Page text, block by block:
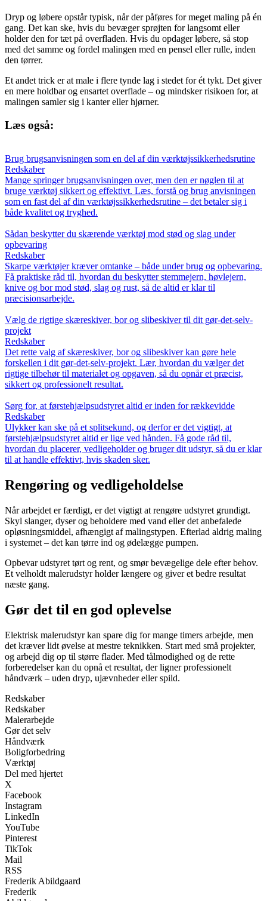
Dryp og løbere opstår typisk, når der påføres for meget maling på én
gang. Det kan ske, hvis du bevæger sprøjten for langsomt eller
holder den for tæt på overfladen. Hvis du opdager løbere, så stop
med det samme og fordel malingen med en pensel eller rulle, inden
den tørrer.
Et andet trick er at male i flere tynde lag i stedet for ét tykt. Det giver
en mere holdbar og ensartet overflade – og mindsker risikoen for, at
malingen samler sig i kanter eller hjørner.
Læs også:
Brug brugsanvisningen som en del af din værktøjssikkerhedsrutine
Redskaber
Mange springer brugsanvisningen over, men den er nøglen til at
bruge værktøj sikkert og effektivt. Læs, forstå og brug anvisningen
som en fast del af din værktøjssikkerhedsrutine – det betaler sig i
både kvalitet og tryghed.
Sådan beskytter du skærende værktøj mod stød og slag under
opbevaring
Redskaber
Skarpe værktøjer kræver omtanke – både under brug og opbevaring.
Få praktiske råd til, hvordan du beskytter stemmejern, høvlejern,
knive og bor mod stød, slag og rust, så de altid er klar til
præcisionsarbejde.
Vælg de rigtige skæreskiver, bor og slibeskiver til dit gør-det-selv-
projekt
Redskaber
Det rette valg af skæreskiver, bor og slibeskiver kan gøre hele
forskellen i dit gør-det-selv-projekt. Lær, hvordan du vælger det
rigtige tilbehør til materialet og opgaven, så du opnår et præcist,
sikkert og professionelt resultat.
Sørg for, at førstehjælpsudstyret altid er inden for rækkevidde
Redskaber
Ulykker kan ske på et splitsekund, og derfor er det vigtigt, at
førstehjælpsudstyret altid er lige ved hånden. Få gode råd til,
hvordan du placerer, vedligeholder og bruger dit udstyr, så du er klar
til at handle effektivt, hvis skaden sker.
Rengøring og vedligeholdelse
Når arbejdet er færdigt, er det vigtigt at rengøre udstyret grundigt.
Skyl slanger, dyser og beholdere med vand eller det anbefalede
opløsningsmiddel, afhængigt af malingstypen. Efterlad aldrig maling
i systemet – det kan tørre ind og ødelægge pumpen.
Opbevar udstyret tørt og rent, og smør bevægelige dele efter behov.
Et velholdt malerudstyr holder længere og giver et bedre resultat
næste gang.
Gør det til en god oplevelse
Elektrisk malerudstyr kan spare dig for mange timers arbejde, men
det kræver lidt øvelse at mestre teknikken. Start med små projekter,
og arbejd dig op til større flader. Med tålmodighed og de rette
forberedelser kan du opnå et resultat, der ligner professionelt
håndværk – uden dryp, ujævnheder eller spild.
Redskaber
Redskaber
Malerarbejde
Gør det selv
Håndværk
Boligforbedring
Værktøj
Del med hjertet
X
Facebook
Instagram
LinkedIn
YouTube
Pinterest
TikTok
Mail
RSS
Frederik Abildgaard
Frederik